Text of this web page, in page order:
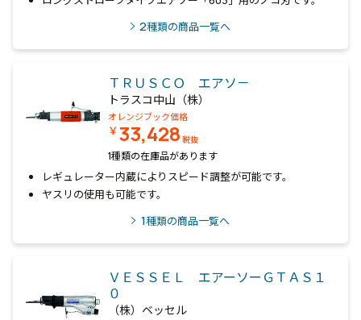
2種類の商品一覧へ
ＴＲＵＳＣＯ エアソ－
トラスコ中山（株）
オレンジブック価格
￥33,428 税抜
1種類の在庫品があります
レギュレーター内蔵によりスピード調整が可能です。
ヤスリの使用も可能です。
1種類の商品一覧へ
ＶＥＳＳＥＬ エアーソーＧＴＡＳ１
０
（株）ベッセル